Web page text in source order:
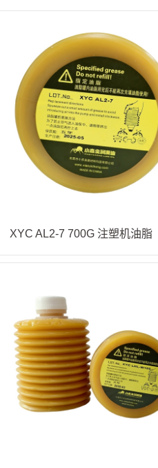
XYC AL2-7 700G 注塑机油脂